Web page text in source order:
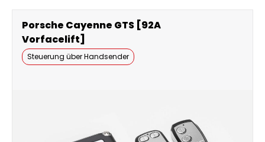
Porsche Cayenne GTS [92A
Vorfacelift]
Steuerung über Handsender